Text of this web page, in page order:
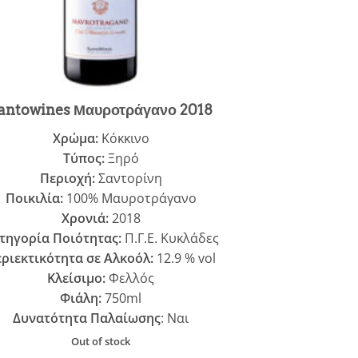
Μαυροτράγανο 2018
Χρώμα:Κόκκινο
Τύπος:Ξηρό
Περιοχή:Σαντορίνη
Ποικιλία:100% Μαυροτράγανο
Χρονιά:2018
Ποιότητας:Π.Γ.Ε. Κυκλάδες
σε Αλκοόλ: 12.9 % vol
Κλείσιμο:Φελλός
Φιάλη:750ml
Δυνατότητα Παλαίωσης: Ναι
Out of stock